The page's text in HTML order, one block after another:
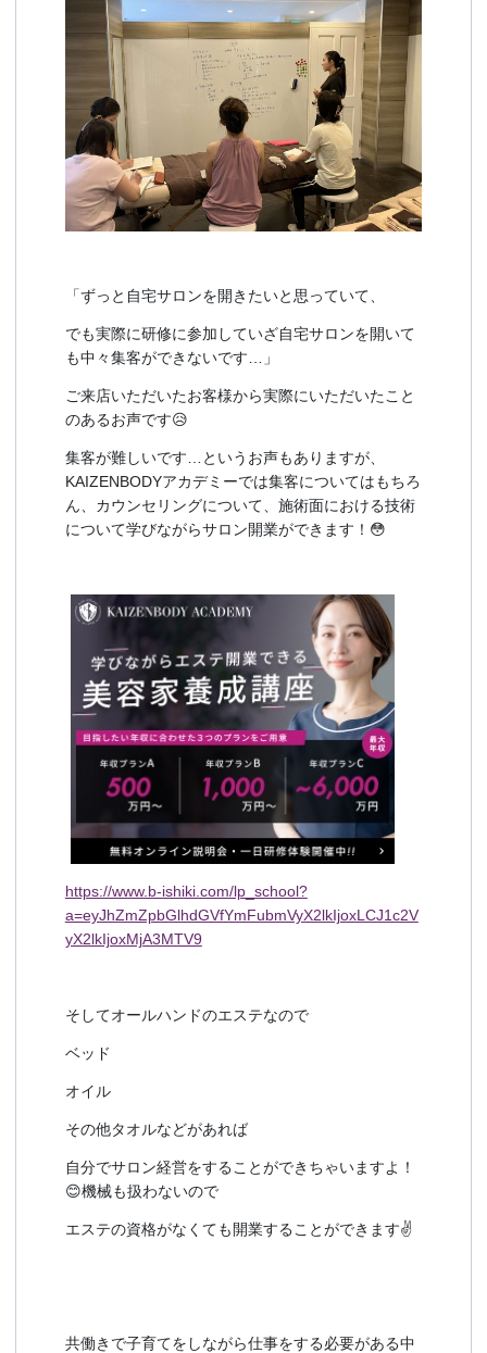
「ずっと自宅サロンを開きたいと思っていて、
でも実際に研修に参加していざ自宅サロンを開いて
も中々集客ができないです…」
ご来店いただいたお客様から実際にいただいたこと
のあるお声です😥
集客が難しいです…というお声もありますが、
KAIZENBODYアカデミーでは集客についてはもちろ
ん、カウンセリングについて、施術面における技術
について学びながらサロン開業ができます！😳
https://www.b-ishiki.com/lp_school?
a=eyJhZmZpbGlhdGVfYmFubmVyX2lkIjoxLCJ1c2V
yX2lkIjoxMjA3MTV9
そしてオールハンドのエステなので
ベッド
オイル
その他タオルなどがあれば
自分でサロン経営をすることができちゃいますよ！
😊機械も扱わないので
エステの資格がなくても開業することができます✌
共働きで子育てをしながら仕事をする必要がある中